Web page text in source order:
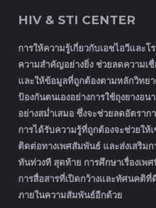
HIV & STI CENTER
การให้ความรู้เกี่ยวกับเอชไอวีและ
ความสำคัญอย่างยิ่ง ช่วยลดความเ
และให้ข้อมูลที่ถูกต้องตามหลักวิทยา
ป้องกันตนเองอย่างการใช้ถุงยางอ
อย่างสม่ำเสมอ ซึ่งจะช่วยลดอัตรา
การได้รับความรู้ที่ถูกต้องจะช่วยให้
ติดต่อทางเพศสัมพันธ์ และส่งเสริมก
ทันท่วงที สุดท้าย การศึกษาเรื่องเพ
การสื่อสารที่เปิดกว้างและทัศนคติ
ภายในความสัมพันธ์อีกด้วย